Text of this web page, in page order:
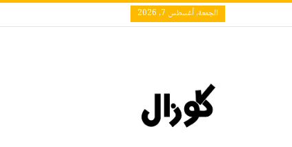
الجمعة, أغسطس 7, 2026